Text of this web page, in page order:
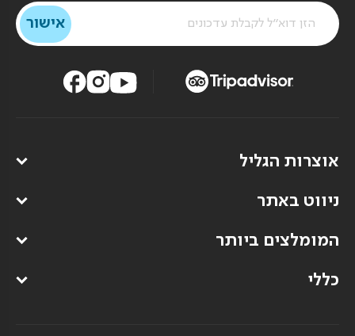
אוצרות הגליל
ניווט באתר
המומלצים ביותר
כללי